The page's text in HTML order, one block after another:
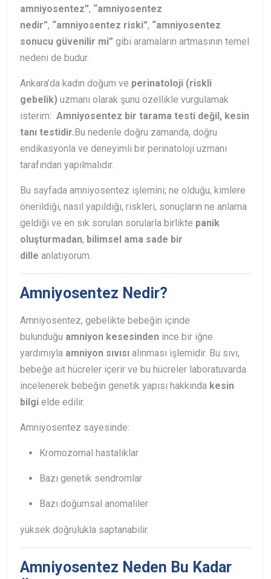
amniyosentez”, “amniyosentez
nedir”, “amniyosentez riski”, “amniyosentez
sonucu güvenilir mi” gibi aramaların artmasının temel
nedeni de budur.
Ankara’da kadın doğum ve perinatoloji (riskli
gebelik) uzmanı olarak şunu özellikle vurgulamak
isterim: Amniyosentez bir tarama testi değil, kesin
tanı testidir.Bu nedenle doğru zamanda, doğru
endikasyonla ve deneyimli bir perinatoloji uzmanı
tarafından yapılmalıdır.
Bu sayfada amniyosentez işlemini; ne olduğu, kimlere
önerildiği, nasıl yapıldığı, riskleri, sonuçların ne anlama
geldiği ve en sık sorulan sorularla birlikte panik
oluşturmadan, bilimsel ama sade bir
dille anlatıyorum.
Amniyosentez Nedir?
Amniyosentez, gebelikte bebeğin içinde
bulunduğu amniyon kesesinden ince bir iğne
yardımıyla amniyon sıvısı alınması işlemidir. Bu sıvı,
bebeğe ait hücreler içerir ve bu hücreler laboratuvarda
incelenerek bebeğin genetik yapısı hakkında kesin
bilgi elde edilir.
Amniyosentez sayesinde:
Kromozomal hastalıklar
Bazı genetik sendromlar
Bazı doğumsal anomaliler
yüksek doğrulukla saptanabilir.
Amniyosentez Neden Bu Kadar